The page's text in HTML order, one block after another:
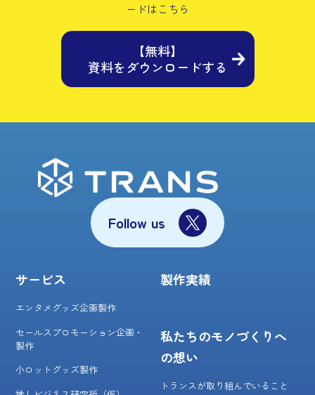
ードはこちら
【無料】
資料をダウンロードする
Follow us
サービス
エンタメグッズ企画製作
セールスプロモーション企画・
製作
小ロットグッズ製作
製作実績
私たちのモノづくりへ
の想い
トランスが取り組んでいること